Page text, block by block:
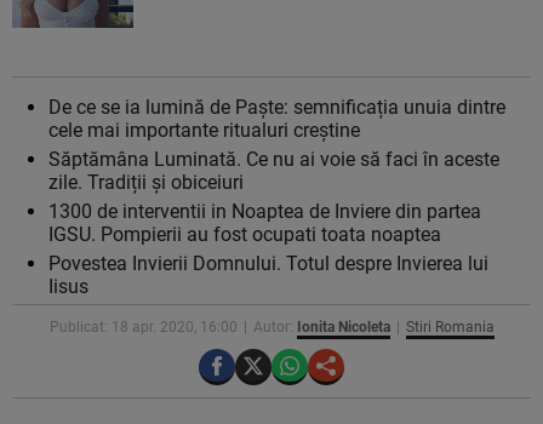
De ce se ia lumină de Paște: semnificația unuia dintre
cele mai importante ritualuri creștine
Săptămâna Luminată. Ce nu ai voie să faci în aceste
zile. Tradiții și obiceiuri
1300 de interventii in Noaptea de Inviere din partea
IGSU. Pompierii au fost ocupati toata noaptea
Povestea Invierii Domnului. Totul despre Invierea lui
Iisus
Publicat: 18 apr. 2020, 16:00 Autor: Ionita Nicoleta Stiri Romania